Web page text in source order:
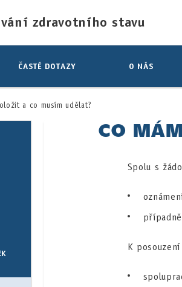
zdravotního stavu
ČASTÉ DOTAZY O NÁS
a co musím udělat?
CO
Spolu s
K